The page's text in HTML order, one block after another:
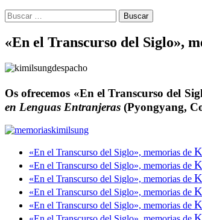
Buscar:
«En el Transcurso del Siglo»,
Os ofrecemos «En el Transcurso del
en Lenguas Entranjeras (Pyongyang,
«En el Transcurso del Siglo», memorias de
«En el Transcurso del Siglo», memorias de
«En el Transcurso del Siglo», memorias de
«En el Transcurso del Siglo», memorias de
«En el Transcurso del Siglo», memorias de